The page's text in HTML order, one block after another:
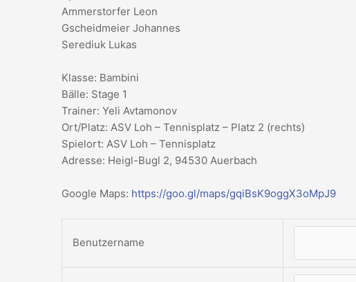
Ammerstorfer Leon
Gscheidmeier Johannes
Serediuk Lukas
Klasse: Bambini
Bälle: Stage 1
Trainer: Yeli Avtamonov
Ort/Platz: ASV Loh – Tennisplatz – Platz 2 (rechts)
Spielort: ASV Loh – Tennisplatz
Adresse: Heigl-Bugl 2, 94530 Auerbach
Google Maps: https://goo.gl/maps/gqiBsK9oggX3oMpJ9
Benutzername